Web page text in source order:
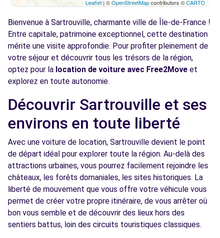
NANTERRE, 92000
Voir l'agence
Free2move Rent - S&You - NANTERRE (D)
6.0 km
49 Rue Noël Pons
NANTERRE, 92000
Voir l'agence
Free2move Rent - S&You - NANTERRE (C)
6.0 km
49 Rue Noël Pons
NANTERRE, 92000
Voir l'agence
Free2Move Rent - GARAGE PATRICK THEUX
- NANTERRE (C)
km
Leaflet | ©OpenStreetMapcontributors ©CARTO
Bienvenue à Sartrouville, charmante ville de Île-de-France !
Entre capitale, patrimoine exceptionnel, cette destination
mérite une visite approfondie. Pour profiter pleinement de
votre séjour et découvrir tous les trésors de la région,
optez pour la location de voiture avec Free2Move et
explorez en toute autonomie.
Découvrir Sartrouville et ses
environs en toute liberté
Avec une voiture de location, Sartrouville devient le point
de départ idéal pour explorer toute la région. Au-delà des
attractions urbaines, vous pourrez facilement rejoindre les
châteaux, les forêts domaniales, les sites historiques. La
liberté de mouvement que vous offre votre véhicule vous
permet de créer votre propre itinéraire, de vous arrêter où
bon vous semble et de découvrir des lieux hors des
sentiers battus, loin des circuits touristiques classiques.